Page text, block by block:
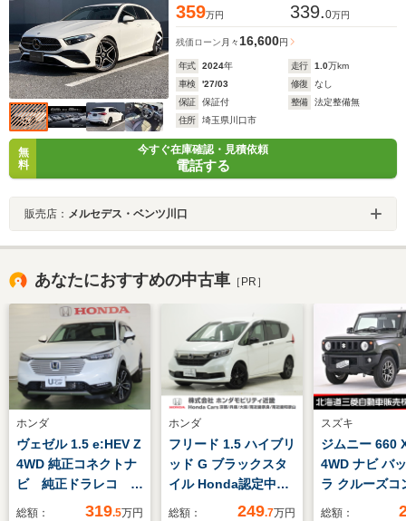
359万円 339.0万円
残価ローン 月々 16,600円
年式 2024年 走行 1.0万km
車検
'27/03 修復
なし
保証
保証付 整備
法定整備無
住所
埼玉県川口市
無
料
今すぐ在庫確認・見積依頼
電話する
販売店： メルセデス・ベンツ川口
あなたにおすすめの中古車 ［PR］
ホンダ
ヴェゼル 1.5 e:HEV Z
4WD 純正コネクトナ
ビ 純正ドラレコ 純
正前後ドラレコ 純正
総額： 319.5万円
ホンダ
フリード 1.5 ハイブリ
ッド G ブラックスタ
イル Honda認定中古
車 修復歴なし
総額： 249.7万円
スズキ
ジムニー 660
4WD ナビ バ
ラ クルーズコ
ール ドライブ
総額：